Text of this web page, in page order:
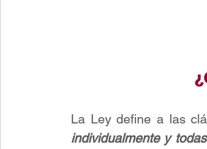
La Ley define a las
individualmente y